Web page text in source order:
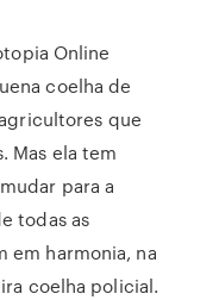
Online
coelha de
que
Mas ela tem
para a
todas as
em harmonia, na
coelha policial.